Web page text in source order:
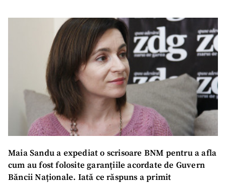
Maia Sandu a expediat o scrisoare BNM pentru a afla
cum au fost folosite garanțiile acordate de Guvern
Băncii Naționale. Iată ce răspuns a primit